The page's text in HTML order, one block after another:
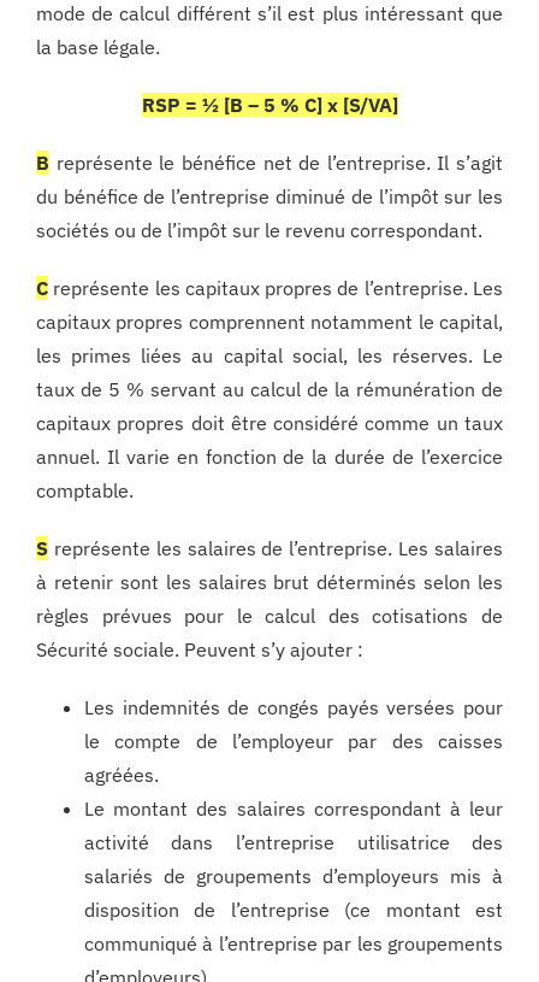
mode de calcul différent s’il est plus intéressant que
la base légale.
RSP = ½ [B – 5 % C] x [S/VA]
B représente le bénéfice net de l’entreprise. Il s’agit
du bénéfice de l’entreprise diminué de l’impôt sur les
sociétés ou de l’impôt sur le revenu correspondant.
Creprésente les capitaux propres de l’entreprise. Les
capitaux propres comprennent notamment le capital,
les primes liées au capital social, les réserves. Le
taux de 5 % servant au calcul de la rémunération de
capitaux propres doit être considéré comme un taux
annuel. Il varie en fonction de la durée de l’exercice
comptable.
Sreprésente les salaires de l’entreprise. Les salaires
à retenir sont les salaires brut déterminés selon les
règles prévues pour le calcul des cotisations de
Sécurité sociale. Peuvent s’y ajouter :
Les indemnités de congés payés versées pour
le compte de l’employeur par des caisses
agréées.
Le montant des salaires correspondant à leur
activité dans l’entreprise utilisatrice des
salariés de groupements d’employeurs mis à
disposition de l’entreprise (ce montant est
communiqué à l’entreprise par les groupements